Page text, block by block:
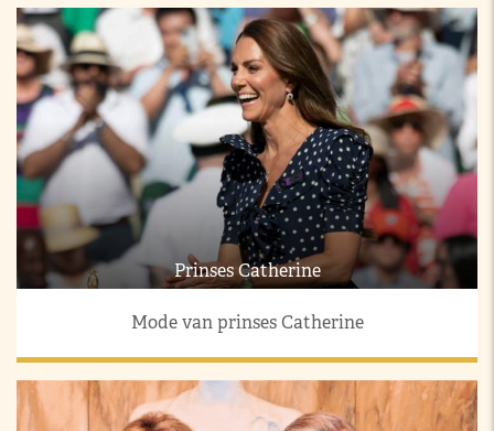
Prinses Catherine
Mode van prinses Catherine